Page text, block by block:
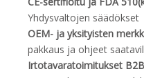
Yhdysvaltojen säädökset
OEM- ja yksityisten
pakkaus ja ohjeet
Irtotavaratoimitukset